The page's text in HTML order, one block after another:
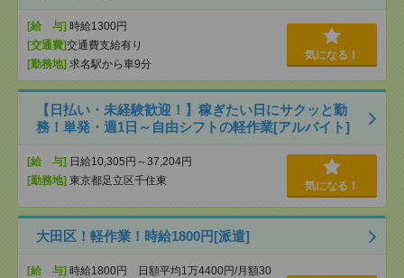
[給 与] 時給1300円
[交通費]交通費支給有り
[勤務地] 求名駅から車9分
気になる！
【日払い・未経験歓迎！】稼ぎたい日にサクッと勤
務！単発・週1日～自由シフトの軽作業[アルバイト]
[給 与] 日給10,305円～37,204円
[勤務地] 東京都足立区千住東 気になる！
大田区！軽作業！時給1800円[派遣]
[給 与] 時給1800円 日額平均1万4400円/月額30